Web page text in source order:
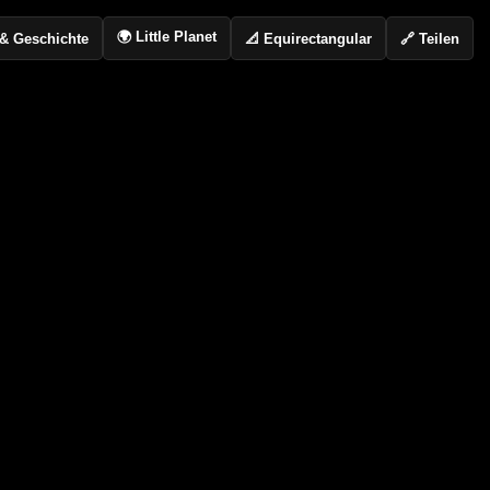
Geschichte 🌍 Little Planet 📐 Equirectangular 🔗 Teilen